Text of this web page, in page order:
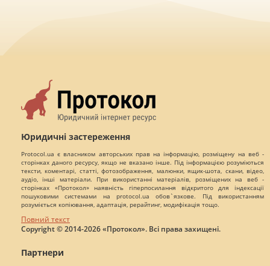
Юридичні застереження
Protocol.ua є власником авторських прав на інформацію, розміщену на веб -
сторінках даного ресурсу, якщо не вказано інше. Під інформацією розуміються
тексти, коментарі, статті, фотозображення, малюнки, ящик-шота, скани, відео,
аудіо, інші матеріали. При використанні матеріалів, розміщених на веб -
сторінках «Протокол» наявність гіперпосилання відкритого для індексації
пошуковими системами на protocol.ua обов`язкове. Під використанням
розуміється копіювання, адаптація, рерайтинг, модифікація тощо.
Повний текст
Copyright © 2014-2026 «Протокол». Всі права захищені.
Партнери